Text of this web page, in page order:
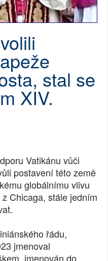
stal se
XIV.
Vatikánu vůči
postavení této země
globálnímu vlivu
Chicaga, stále jedním
řádu,
jmenoval
jmenován do